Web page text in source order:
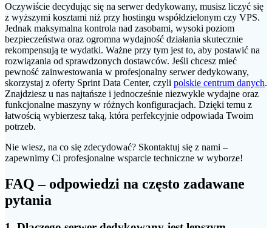
Oczywiście decydując się na serwer dedykowany, musisz liczyć się
z wyższymi kosztami niż przy hostingu współdzielonym czy VPS.
Jednak maksymalna kontrola nad zasobami, wysoki poziom
bezpieczeństwa oraz ogromna wydajność działania skutecznie
rekompensują te wydatki. Ważne przy tym jest to, aby postawić na
rozwiązania od sprawdzonych dostawców. Jeśli chcesz mieć
pewność zainwestowania w profesjonalny serwer dedykowany,
skorzystaj z oferty Sprint Data Center, czyli polskie centrum danych.
Znajdziesz u nas najtańsze i jednocześnie niezwykle wydajne oraz
funkcjonalne maszyny w różnych konfiguracjach. Dzięki temu z
łatwością wybierzesz taką, która perfekcyjnie odpowiada Twoim
potrzeb.
Nie wiesz, na co się zdecydować? Skontaktuj się z nami –
zapewnimy Ci profesjonalne wsparcie techniczne w wyborze!
FAQ – odpowiedzi na często zadawane
pytania